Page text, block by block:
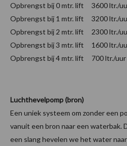
Opbrengst bij 0 mtr. lift 3600 ltr./
Opbrengst bij 1 mtr. lift 3200 ltr./
Opbrengst bij 2 mtr. lift 2300 ltr./
Opbrengst bij 3 mtr. lift 1600 ltr./
Opbrengst bij 4 mtr. lift 700 ltr./uur
Luchthevelpomp (bron)
Een uniek systeem om zonder een
vanuit een bron naar een waterbak.
een slang hevelen we het water